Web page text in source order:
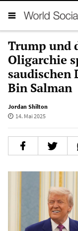
Trump und
Oligarchie
saudischen
Bin Salman
Jordan Shilton
14. Mai 2025